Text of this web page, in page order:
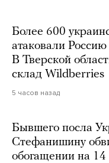
Более 600
атаковали
В Тверской
склад Wildberries
5 часов назад
Бывшего посла
Стефанишину
обогащении на